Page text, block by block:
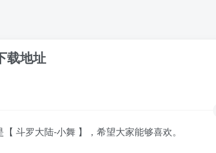
载地址
斗罗大陆-小舞 】，希望大家能够喜欢。